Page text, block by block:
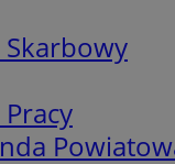
Skarbowy